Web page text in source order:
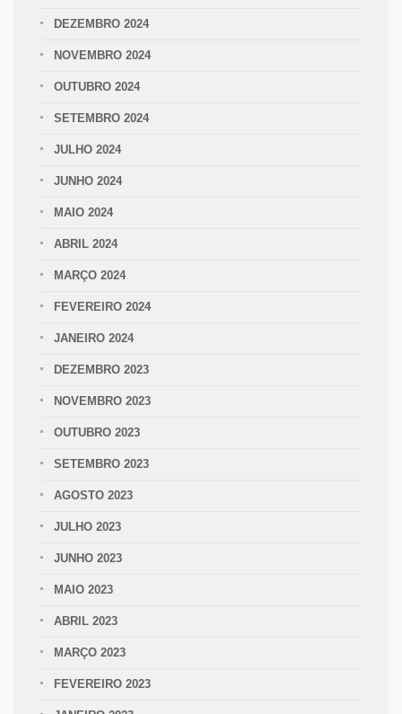
DEZEMBRO 2024
NOVEMBRO 2024
OUTUBRO 2024
SETEMBRO 2024
JULHO 2024
JUNHO 2024
MAIO 2024
ABRIL 2024
MARÇO 2024
FEVEREIRO 2024
JANEIRO 2024
DEZEMBRO 2023
NOVEMBRO 2023
OUTUBRO 2023
SETEMBRO 2023
AGOSTO 2023
JULHO 2023
JUNHO 2023
MAIO 2023
ABRIL 2023
MARÇO 2023
FEVEREIRO 2023